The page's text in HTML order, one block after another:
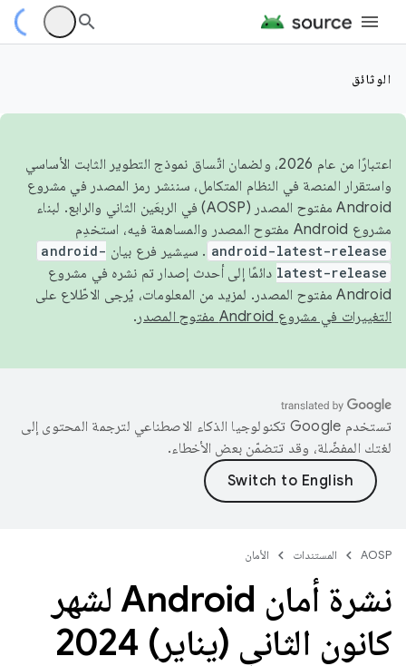
الوثائق
اعتبارًا من عام 2026، ولضمان اتّساق نموذج التطوير الثابت الأساسي
واستقرار المنصة في النظام المتكامل، سننشر رمز المصدر في مشروع
Android مفتوح المصدر (AOSP) في الربعَين الثاني والرابع. لبناء
مشروع Android مفتوح المصدر والمساهمة فيه، استخدِم
android-latest-release . سيشير فرع بيان android-
latest-release دائمًا إلى أحدث إصدار تم نشره في مشروع
Android مفتوح المصدر. لمزيد من المعلومات، يُرجى الاطّلاع على
التغييرات في مشروع Android مفتوح المصدر
.
تستخدم Google تكنولوجيا الذكاء الاصطناعي لترجمة المحتوى إلى
لغتك المفضّلة، وقد تتضمّن بعض الأخطاء.
AOSP المستندات الأمان
نشرة أمان Android لشهر
كانون الثاني (يناير) 2024